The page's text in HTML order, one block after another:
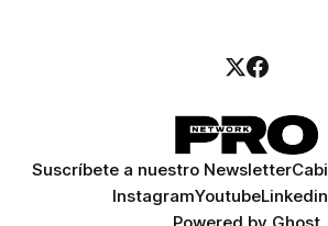
Suscríbete a nuestro Newsletter
InstagramYoutubeLinkedin